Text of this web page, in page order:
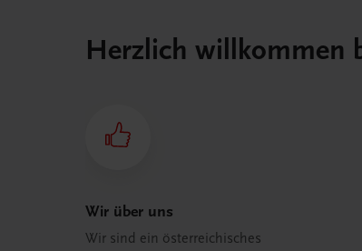
Herzlich willkommen
Wir über uns
Wir sind ein österreichisches